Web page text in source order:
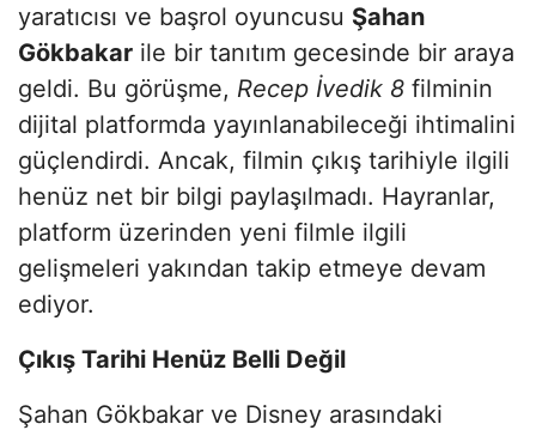
yaratıcısı ve başrol oyuncusu Şahan
Gökbakar ile bir tanıtım gecesinde bir araya
geldi. Bu görüşme, Recep İvedik 8 filminin
dijital platformda yayınlanabileceği ihtimalini
güçlendirdi. Ancak, filmin çıkış tarihiyle ilgili
henüz net bir bilgi paylaşılmadı. Hayranlar,
platform üzerinden yeni filmle ilgili
gelişmeleri yakından takip etmeye devam
ediyor.
Çıkış Tarihi Henüz Belli Değil
Şahan Gökbakar ve Disney arasındaki